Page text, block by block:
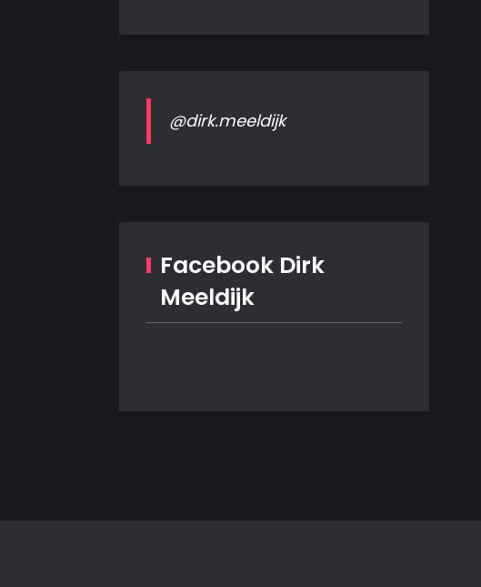
@dirk.meeldijk
Facebook Dirk
Meeldijk